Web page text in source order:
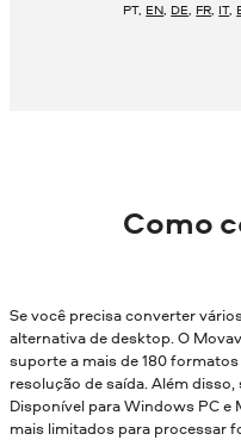
PT, EN, DE, FR, IT,
Como
Se você precisa converter
alternativa de desktop. O
suporte a mais de 180
resolução de saída. Além
Disponível para Windows PC
mais limitados para processar